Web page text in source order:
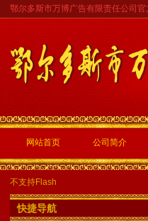
鄂尔多斯市万博广告有限责任公司官
网站首页 公司简介
不支持Flash
快捷导航